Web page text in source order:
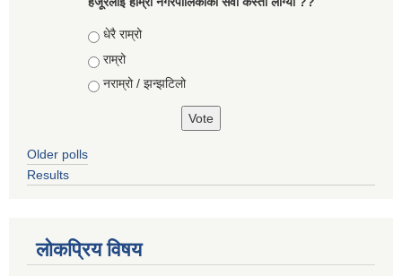
Choices
धेरै राम्रो
राम्रो
नराम्रो / झन्झटिलो
Older polls
Results
लोकप्रिय विषय